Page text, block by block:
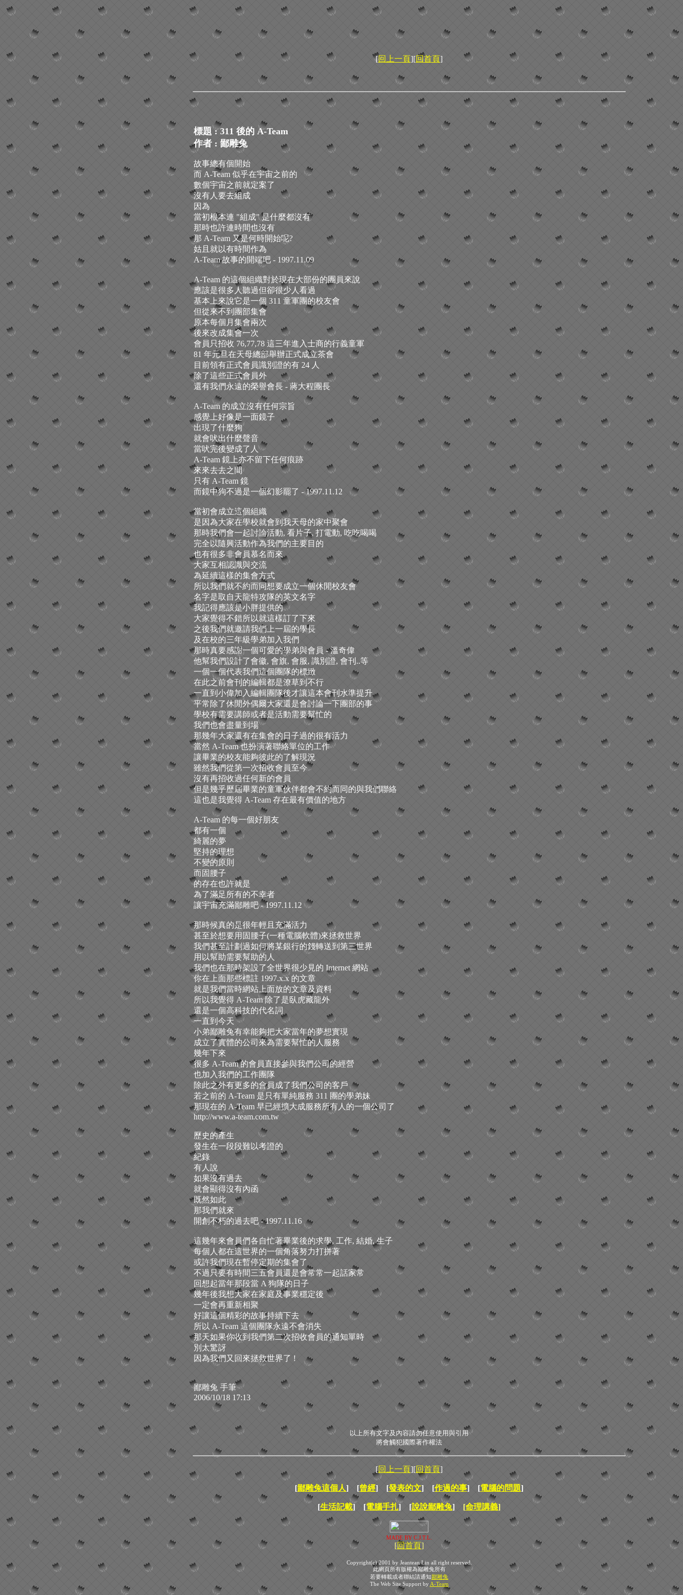
[回上一頁][回首頁]
標題 : 311 後的 A-Team
作者 : 鄙雕兔
故事總有個開始
而 A-Team 似乎在宇宙之前的
數個宇宙之前就定案了
沒有人要去組成
因為
當初根本連 "組成" 是什麼都沒有
那時也許連時間也沒有
那 A-Team 又是何時開始呢?
姑且就以有時間作為
A-Team 故事的開端吧 - 1997.11.09
A-Team 的這個組織對於現在大部份的團員來說
應該是很多人聽過但卻很少人看過
基本上來說它是一個 311 童軍團的校友會
但從來不到團部集會
原本每個月集會兩次
後來改成集會一次
會員只招收 76,77,78 這三年進入士商的行義童軍
81 年元旦在天母總部舉辦正式成立茶會
目前領有正式會員識別證的有 24 人
除了這些正式會員外
還有我們永遠的榮譽會長 - 蔣大程團長
A-Team 的成立沒有任何宗旨
感覺上好像是一面鏡子
出現了什麼狗
就會吠出什麼聲音
當吠完後變成了人
A-Team 鏡上亦不留下任何痕跡
來來去去之間
只有 A-Team 鏡
而鏡中狗不過是一個幻影罷了 - 1997.11.12
當初會成立這個組織
是因為大家在學校就會到我天母的家中聚會
那時我們會一起討論活動, 看片子, 打電動, 吃吃喝喝
完全以隨興活動作為我們的主要目的
也有很多非會員慕名而來
大家互相認識與交流
為延續這樣的集會方式
所以我們就不約而同想要成立一個休閒校友會
名字是取自天龍特攻隊的英文名字
我記得應該是小胖提供的
大家覺得不錯所以就這樣訂了下來
之後我們就邀請我們上一屆的學長
及在校的三年級學弟加入我們
那時真要感謝一個可愛的學弟與會員 - 溫奇偉
他幫我們設計了會徽, 會旗, 會服, 識別證, 會刊..等
一個一個代表我們這個團隊的標緻
在此之前會刊的編輯都是潦草到不行
一直到小偉加入編輯團隊後才讓這本會刊水準提升
平常除了休閒外偶爾大家還是會討論一下團部的事
學校有需要講師或者是活動需要幫忙的
我們也會盡量到場
那幾年大家還有在集會的日子過的很有活力
當然 A-Team 也扮演著聯絡單位的工作
讓畢業的校友能夠彼此的了解現況
雖然我們從第一次招收會員至今
沒有再招收過任何新的會員
但是幾乎歷屆畢業的童軍伙伴都會不約而同的與我們聯絡
這也是我覺得 A-Team 存在最有價值的地方
A-Team 的每一個好朋友
都有一個
綺麗的夢
堅持的理想
不變的原則
而固腰子
的存在也許就是
為了滿足所有的不幸者
讓宇宙充滿鄙雕吧 - 1997.11.12
那時候真的是很年輕且充滿活力
甚至於想要用固腰子(一種電腦軟體)來拯救世界
我們甚至計劃過如何將某銀行的錢轉送到第三世界
用以幫助需要幫助的人
我們也在那時架設了全世界很少見的 Internet 網站
你在上面那些標註 1997.x.x 的文章
就是我們當時網站上面放的文章及資料
所以我覺得 A-Team 除了是臥虎藏龍外
還是一個高科技的代名詞
一直到今天
小弟鄙雕兔有幸能夠把大家當年的夢想實現
成立了實體的公司來為需要幫忙的人服務
幾年下來
很多 A-Team 的會員直接參與我們公司的經營
也加入我們的工作團隊
除此之外有更多的會員成了我們公司的客戶
若之前的 A-Team 是只有單純服務 311 團的學弟妹
那現在的 A-Team 早已經擴大成服務所有人的一個公司了
http://www.a-team.com.tw
歷史的產生
發生在一段段難以考證的
紀錄
有人說
如果沒有過去
就會顯得沒有內函
既然如此
那我們就來
開創不朽的過去吧 - 1997.11.16
這幾年來會員們各自忙著畢業後的求學, 工作, 結婚, 生子
每個人都在這世界的一個角落努力打拼著
或許我們現在暫停定期的集會了
不過只要有時間三五會員還是會常常一起話家常
回想起當年那段當 A 狗隊的日子
幾年後我想大家在家庭及事業穩定後
一定會再重新相聚
好讓這個精彩的故事持續下去
所以 A-Team 這個團隊永遠不會消失
那天如果你收到我們第二次招收會員的通知單時
別太驚訝
因為我們又回來拯救世界了 !
鄙雕兔 手筆
2006/10/18 17:13
以上所有文字及內容請勿任意使用與引用
將會觸犯國際著作權法
[回上一頁][回首頁]
[鄙雕兔這個人] [曾經] [發表的文] [作過的事] [電腦的問題]
[生活記載] [電腦手扎] [說說鄙雕兔] [命理講義]
MADE BY C.J.T.L.
[回首頁]
Copyright(c) 2001 by Jeantean Lin all right reserved.
此網頁所有版權為鄙雕兔所有
若要轉載或者聯結請通知鄙雕兔
The Web Site Support by A-Team